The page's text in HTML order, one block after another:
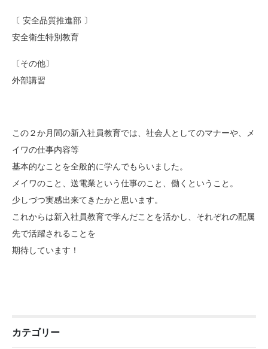
〔 安全品質推進部 〕
安全衛生特別教育
〔その他〕
外部講習
この２か月間の新入社員教育では、社会人としてのマナーや、メ
イワの仕事内容等
基本的なことを全般的に学んでもらいました。
メイワのこと、送電業という仕事のこと、働くということ。
少しづつ実感出来てきたかと思います。
これからは新入社員教育で学んだことを活かし、それぞれの配属
先で活躍されることを
期待しています！
カテゴリー